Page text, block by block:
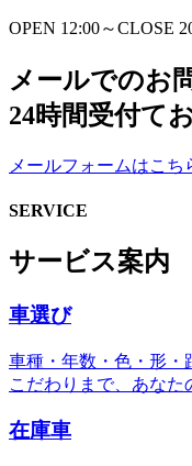
OPEN 12:00～CLOSE
メールでのお
24時間受付て
メールフォームはこち
SERVICE
サービス案内
車選び
車種・年数・色・形・
こだわりまで、あな
在庫車